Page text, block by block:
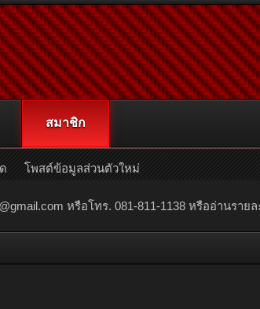
หรือโทร. 081-811-1138 หรืออ่านราย
สมาชิก
โพสต์ข้อมูลส่วนตัวใหม่